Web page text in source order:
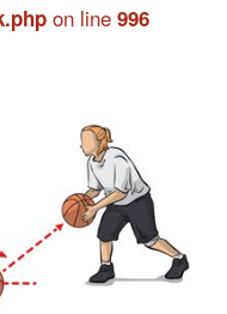
on line 996